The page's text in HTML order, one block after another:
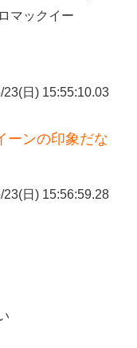
マックイー
23(日) 15:55:10.03
ーンの印象だな
23(日) 15:56:59.28